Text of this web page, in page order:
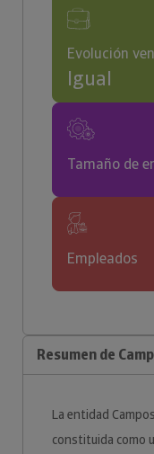
Evolución
Igual
Tamaño de
Empleados
Resumen de
La entidad
constituida como